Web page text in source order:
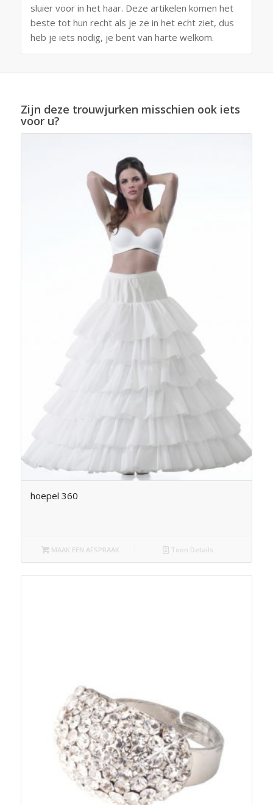
sluier voor in het haar. Deze artikelen komen het
beste tot hun recht als je ze in het echt ziet, dus
heb je iets nodig, je bent van harte welkom.
Zijn deze trouwjurken misschien ook iets
voor u?
hoepel 360
MAAK EEN AFSPRAAK Toon Details